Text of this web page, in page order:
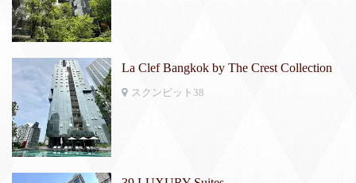
La Clef Bangkok by The Crest Collection
スクンビット38